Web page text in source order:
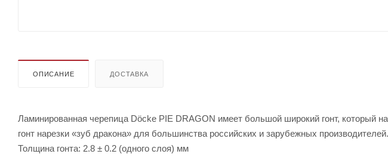
ОПИСАНИЕ ДОСТАВКА
Ламинированная черепица Dӧcke PIE DRAGON имеет большой широкий гонт, который
гонт нарезки «зуб дракона» для большинства российских и зарубежных производителей.
Толщина гонта: 2.8 ± 0.2 (одного слоя) мм